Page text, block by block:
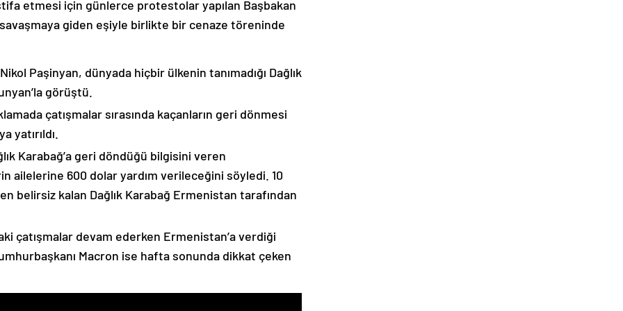
etmesi için günlerce protestolar yapılan Başbakan
giden eşiyle birlikte bir cenaze töreninde
Paşinyan, dünyada hiçbir ülkenin tanımadığı Dağlık
görüştü.
çatışmalar sırasında kaçanların geri dönmesi
yatırıldı.
Karabağ’a geri döndüğü bilgisini veren
ailelerine 600 dolar yardım verileceğini söyledi. 10
belirsiz kalan Dağlık Karabağ Ermenistan tarafından
çatışmalar devam ederken Ermenistan’a verdiği
Macron ise hafta sonunda dikkat çeken